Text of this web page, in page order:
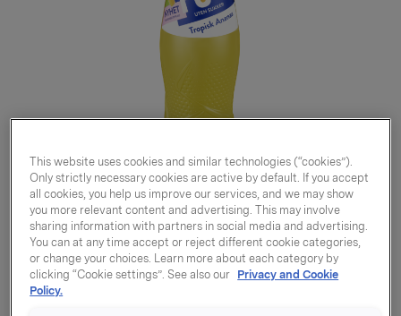
This website uses cookies and similar technologies (“cookies”).
Only strictly necessary cookies are active by default. If you accept
all cookies, you help us improve our services, and we may show
you more relevant content and advertising. This may involve
sharing information with partners in social media and advertising.
You can at any time accept or reject different cookie categories,
or change your choices. Learn more about each category by
clicking “Cookie settings”. See also our Privacy and Cookie
Policy.